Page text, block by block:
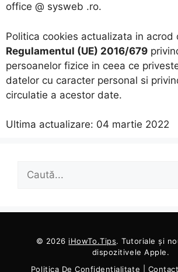
office @ sysweb .ro.
Politica cookies actualizata in acrod
Regulamentul (UE) 2016/679
persoanelor fizice in ceea ce
datelor cu caracter personal si
circulatie a acestor date.
Ultima actualizare: 04 martie 2022
Caută
© 2026 iHowTo.Tips. Tutoriale și
dispozitivele Apple.
Politica De Confidențialitate
Contact